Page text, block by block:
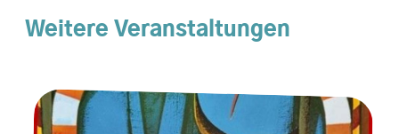
Weitere Veranstaltungen